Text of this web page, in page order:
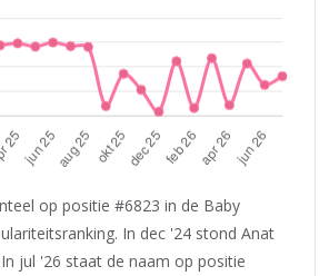
op positie #6823 in de Baby
In dec '24 stond Anat
jul '26 staat de naam op positie